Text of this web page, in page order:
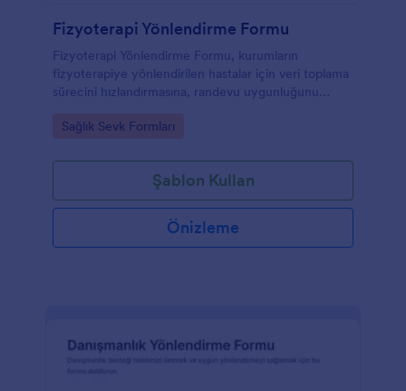
Fizyoterapi Yönlendirme Formu
Fizyoterapi Yönlendirme Formu, kurumların
fizyoterapiye yönlendirilen hastalar için veri toplama
sürecini hızlandırmasına, randevu uygunluğunu
yerden yönetmesine yardımcı olur.
Go to Category:
Sağlık Sevk Formları
Şablon Kullan
Önizleme